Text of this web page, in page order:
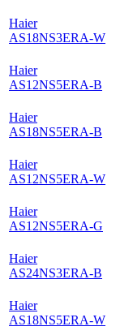
Haier
AS18NS3ERA-W
Haier
AS12NS5ERA-B
Haier
AS18NS5ERA-B
Haier
AS12NS5ERA-W
Haier
AS12NS5ERA-G
Haier
AS24NS3ERA-B
Haier
AS18NS5ERA-W